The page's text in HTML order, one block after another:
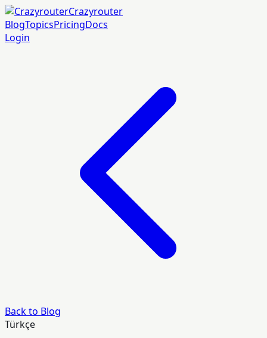
Crazyrouter
BlogTopicsPricingDocs
Login
Back to Blog
Türkçe